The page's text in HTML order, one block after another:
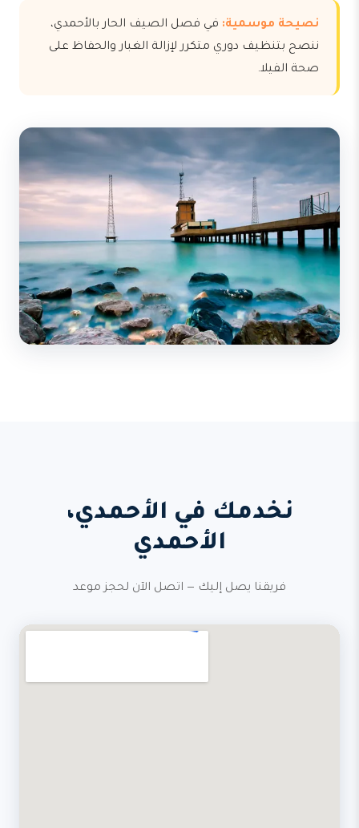
نصيحة موسمية: في فصل الصيف الحار بالأحمدي،
ننصح بتنظيف دوري متكرر لإزالة الغبار والحفاظ على
صحة الفيلا.
نخدمك في الأحمدي،
الأحمدي
فريقنا يصل إليك — اتصل الآن لحجز موعد